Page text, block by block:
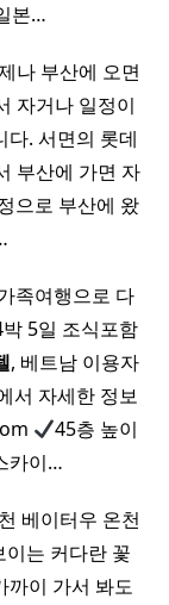
본…
나 부산에 오면
자거나 일정이
다. 서면의 롯데
부산에 가면 자
으로 부산에 왔
족여행으로 다
5일 조식포함
, 베트남 이용자
서 자세한 정보
45층 높이
카이…
베이터우 온천
는 커다란 꽃
까이 가서 봐도